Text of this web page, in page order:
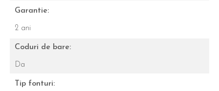
Garantie:
2 ani
Coduri de bare:
Da
Tip fonturi: